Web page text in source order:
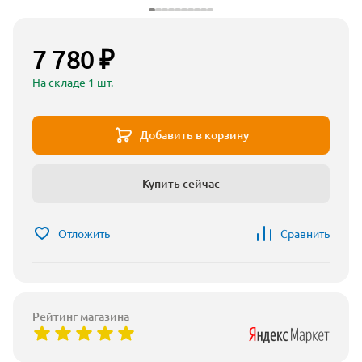
7 780 ₽
На складе 1 шт.
Добавить в корзину
Купить сейчас
Отложить Сравнить
Рейтинг магазина